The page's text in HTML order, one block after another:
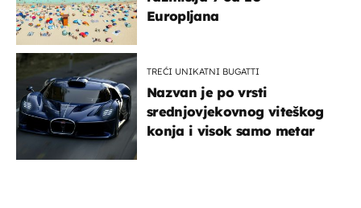
Europljana
TREĆI UNIKATNI BUGATTI
Nazvan je po vrsti
srednjovjekovnog viteškog
konja i visok samo metar